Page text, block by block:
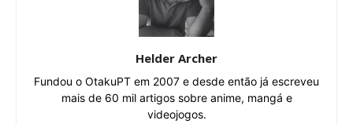
Helder Archer
Fundou o OtakuPT em 2007 e desde então já escreveu
mais de 60 mil artigos sobre anime, mangá e
videojogos.